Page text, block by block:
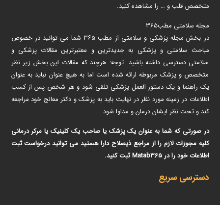
متخصص قلب و … را مشاهده کنید.
مجله سلامتی مطب365
در بخش مجله پزشکی و سلامتی از مطب ۳۶۵ شما می توانید در خصوص
مباحث سلامتی و پزشکی به جدیدترین و معتبرترین مقالات پزشکی و
سلامتی دسترسی داشته باشید. توجه: هرچند که مقالات این بخش زیر نظر
متخصص و پزشک مربوطه ارائه شده است اما به هیچ عنوان نباید به عنوان
یک راهنما و یک دستور العمل پزشکی تلقی شود و هر شخص پس از کسب
اطلاعات در زمینه مورد نظر در نهایت باید به پزشک و دکتر معالج خود مراجعه
کند و تحت نظر ایشان درمان و مداوا شود.
در صورتی که شما به عنوان یک پزشک یا صاحب یک کلینیک یا مرکر درمانی
کلیه مجوزات لازم را از مراجع ذیصلاح دارا هستید می توانید درخواست ثبت
اطلاعات خود را در Matab365 ثبت کنید.
دسترسی سریع